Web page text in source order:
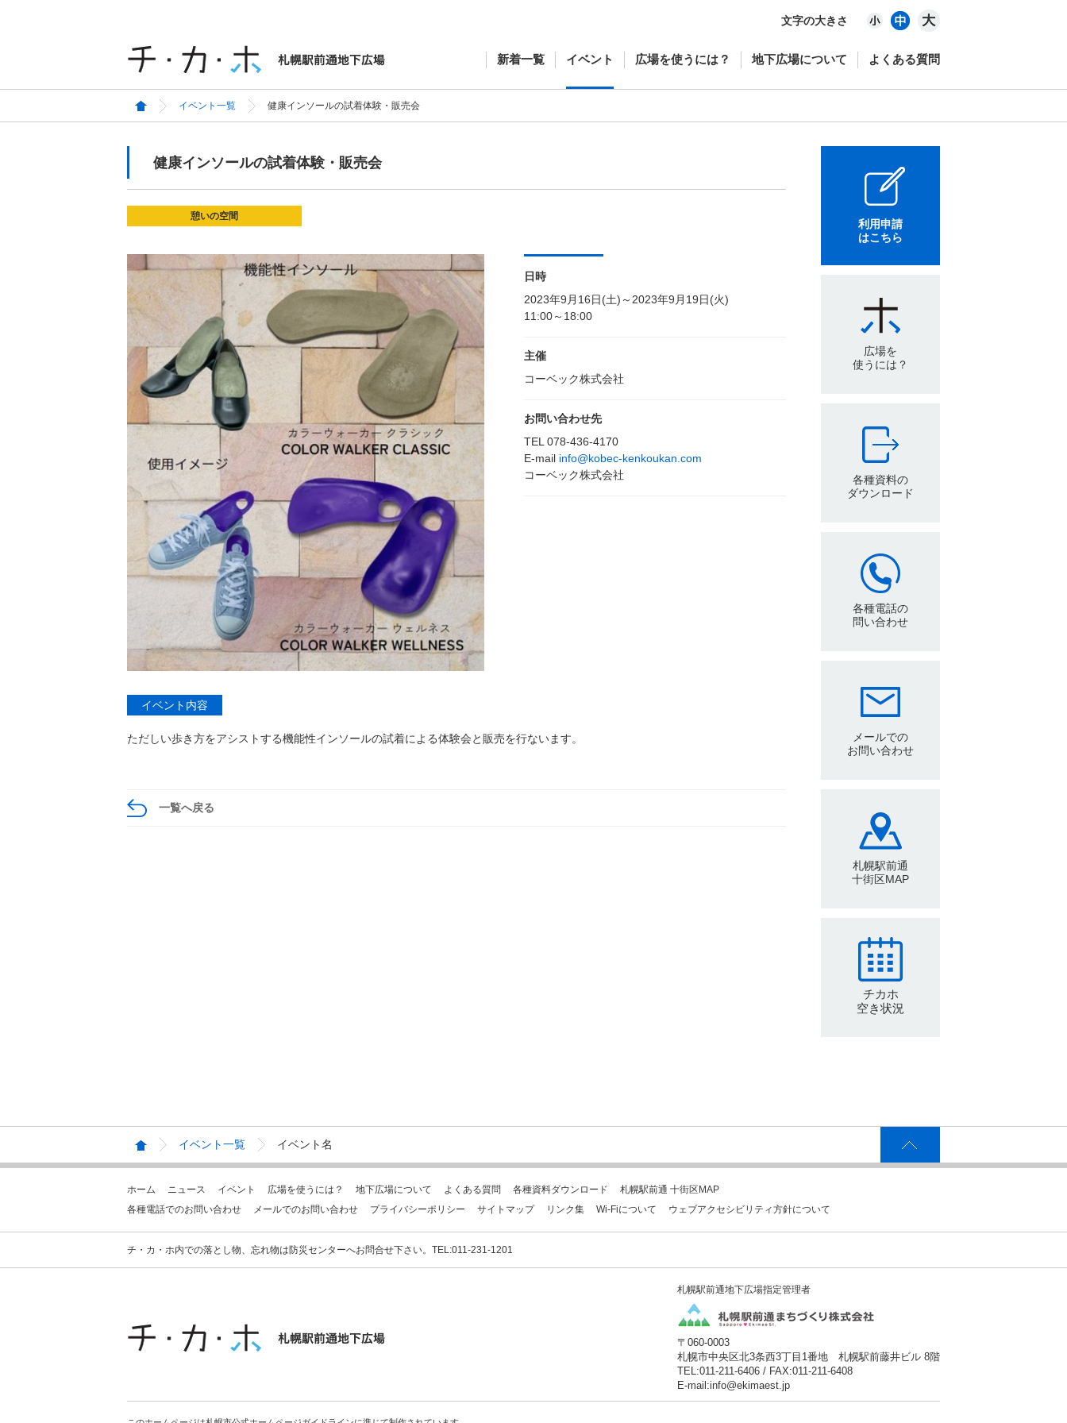
文字の大きさ
新着一覧 イベント 広場を使うには？ 地下広場について よくある質問
イベント一覧 健康インソールの試着体験・販売会
健康インソールの試着体験・販売会
憩いの空間
日時
2023年9月16日(土)～2023年9月19日(火)
11:00～18:00
主催
コーベック株式会社
お問い合わせ先
TEL 078-436-4170
E-mail info@kobec-kenkoukan.com
コーベック株式会社
イベント内容
ただしい歩き方をアシストする機能性インソールの試着による体験会と販売を行ないます。
一覧へ戻る
利用申請
はこちら
広場を
使うには？
各種資料の
ダウンロード
各種電話の
問い合わせ
メールでの
お問い合わせ
札幌駅前通
十街区MAP
チカホ
空き状況
イベント一覧 イベント名
ホーム ニュース イベント 広場を使うには？ 地下広場について よくある質問 各種資料ダウンロード
札幌駅前通 十街区MAP
各種電話でのお問い合わせ
メールでのお問い合わせ プライバシーポリシー サイトマップ リンク集 Wi-Fiについて ウェブアクセシビリティ方針について
チ・カ・ホ内での落とし物、忘れ物は防災センターへお問合せ下さい。TEL:011-231-1201
札幌駅前通地下広場指定管理者
〒060-0003
札幌市中央区北3条西3丁目1番地 札幌駅前藤井ビル 8階
TEL:011-211-6406 / FAX:011-211-6408
E-mail:info@ekimaest.jp